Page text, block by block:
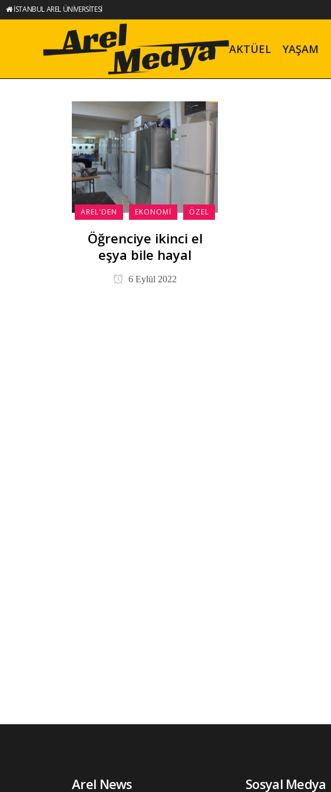
İSTANBUL AREL ÜNİVERSİTESİ
AKTÜEL YAŞAM
AREL'DEN EKONOMI ÖZEL
Öğrenciye ikinci el
eşya bile hayal
6 Eylül 2022
Arel News Sosyal Medya